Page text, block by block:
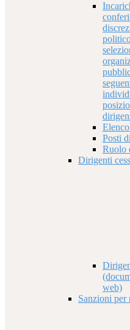
Posti
Ruolo
Dirigenti
web)
Sanzioni per